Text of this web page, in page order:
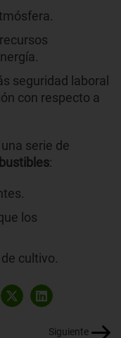
seguridad laboral
con respecto a
serie de
:
los
cultivo.
Siguiente